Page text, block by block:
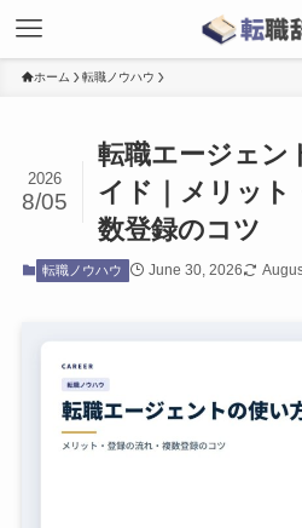
ホーム 転職ノウハウ
転職エージェン
イド｜メリット
数登録のコツ
2026
8/05
転職ノウハウ June 30, 2026